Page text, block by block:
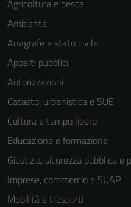
Agricoltura e pesca
Ambiente
Anagrafe e stato civile
Appalti pubblici
Autorizzazioni
Catasto, urbanistica e SUE
Cultura e tempo libero
Educazione e formazione
Giustizia, sicurezza pubblica e
Imprese, commercio e SUAP
Mobilità e trasporti